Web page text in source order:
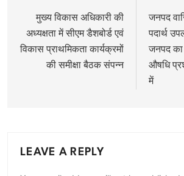
navigation
मुख्य विकास अधिकारी की
अध्यक्षता में सीएम डैशबोर्ड एवं
विकास प्राथमिकता कार्यक्रमों
की समीक्षा बैठक संपन्न
जनपद
पदार्थ
जनपद का
औषधि
में
LEAVE A REPLY